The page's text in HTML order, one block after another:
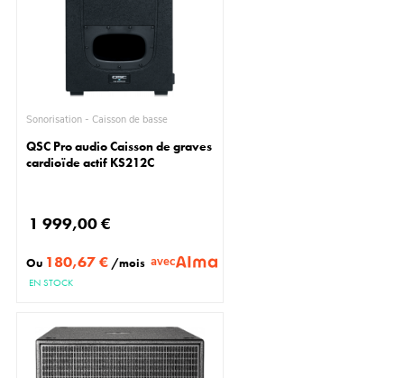
Sonorisation - Caisson de basse
QSC Pro audio Caisson de graves
cardioïde actif KS212C
1 999,00 €
Ou 180,67 € /mois avec
EN STOCK